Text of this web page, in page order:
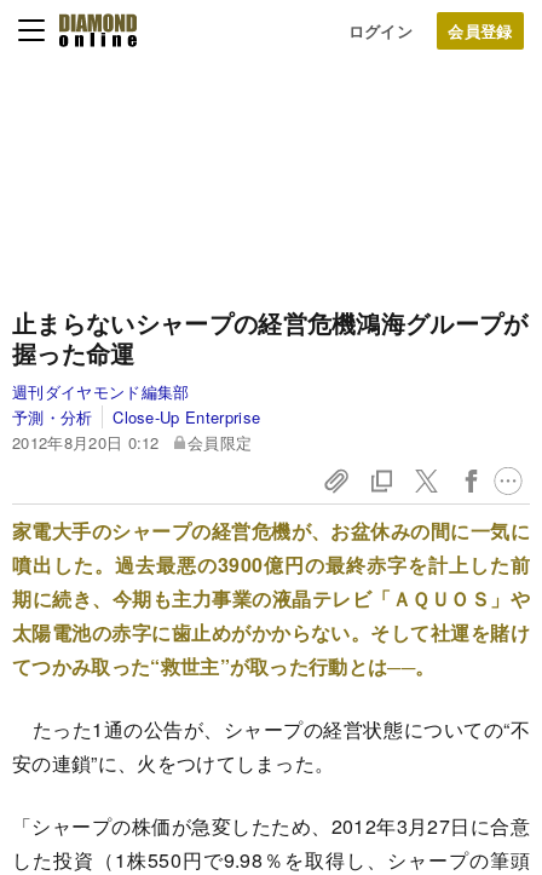
ログイン
止まらないシャープの経営危機鴻海グループが
握った命運
週刊ダイヤモンド編集部
予測・分析
Close-Up Enterprise
2012年8月20日 0:12
会員限定
家電大手のシャープの経営危機が、お盆休みの間に一気に
噴出した。過去最悪の3900億円の最終赤字を計上した前
期に続き、今期も主力事業の液晶テレビ「ＡＱＵＯＳ」や
太陽電池の赤字に歯止めがかからない。そして社運を賭け
てつかみ取った“救世主”が取った行動とは──。
たった1通の公告が、シャープの経営状態についての“不
安の連鎖”に、火をつけてしまった。
「シャープの株価が急変したため、2012年3月27日に合意
した投資（1株550円で9.98％を取得し、シャープの筆頭